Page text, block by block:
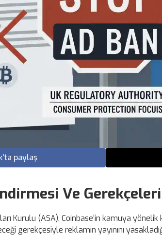
paylaş
Ve Gerekçeleri
Kurulu (ASA), Coinbase’in kamuya yönelik
gerekçesiyle reklamın yayınını